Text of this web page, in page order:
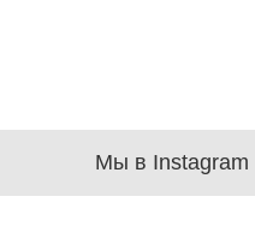
Мы в Instagram